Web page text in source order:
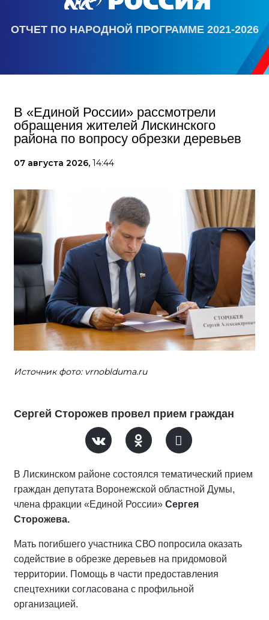
ОТЧЕТ ПО НАРОДНОЙ ПРОГРАММЕ 2021-2026
В «Единой России» рассмотрели
обращения жителей Лискинского
района по вопросу обрезки деревьев
07 августа 2026, 14:44
Источник фото: vrnoblduma.ru
Сергей Сторожев провел прием граждан
В Лискинском районе состоялся тематический прием
граждан депутата Воронежской областной Думы,
члена фракции «Единой России» Сергея
Сторожева.
Мать погибшего участника СВО попросила оказать
содействие в обрезке деревьев на придомовой
территории. Помощь в части предоставления
спецтехники согласована с профильной
организацией.